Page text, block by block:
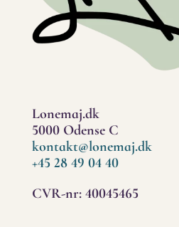
Lonemaj.dk
5000 Odense C
kontakt@lonemaj.dk
+45 28 49 04 40
CVR-nr: 40045465